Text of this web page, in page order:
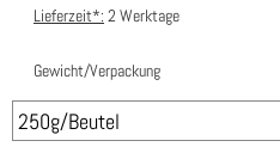
Lieferzeit*: 2 Werktage
Gewicht/Verpackung